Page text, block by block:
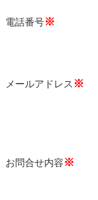
電話番号※
メールアドレス ※
お問合せ内容※